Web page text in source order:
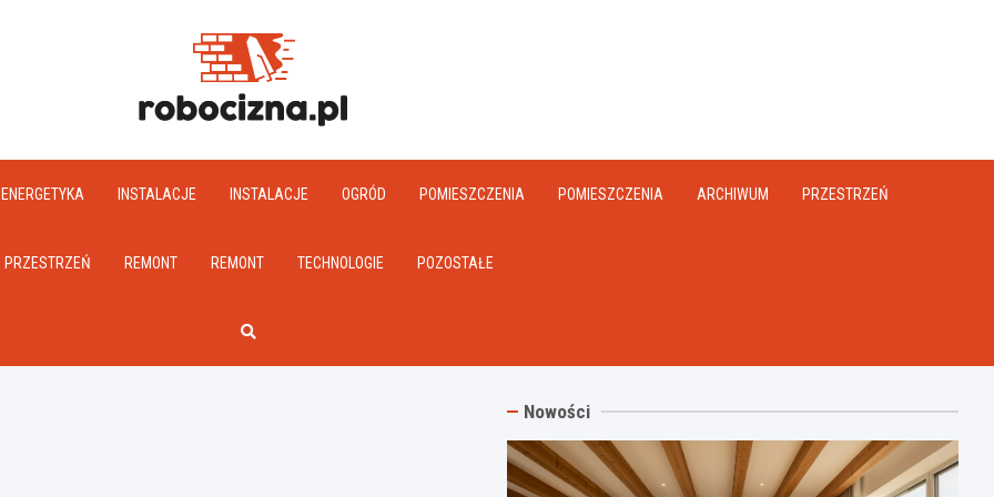
ENERGETYKA INSTALACJE INSTALACJE OGRÓD POMIESZCZENIA POMIESZCZENIA ARCHIWUM PRZESTRZEŃ
PRZESTRZEŃ REMONT REMONT TECHNOLOGIE POZOSTAŁE
Nowości